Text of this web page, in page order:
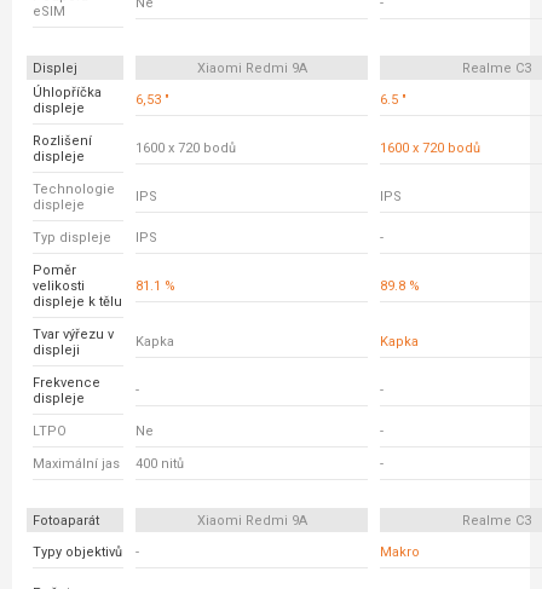
eSIM
Displej Xiaomi Redmi 9A
Realme C3
Úhlopříčka
displeje
6,53 " 6.5 "
Rozlišení
displeje
1600 x 720 bodů 1600 x 720 bodů
Technologie
displeje
IPS IPS
Typ displeje IPS -
Poměr
velikosti
displeje k tělu
81.1 % 89.8 %
Tvar výřezu v
displeji
Kapka Kapka
Frekvence
displeje
- -
LTPO Ne -
Maximální jas 400 nitů -
Fotoaparát Xiaomi Redmi 9A
Realme C3
Typy objektivů
- Makro